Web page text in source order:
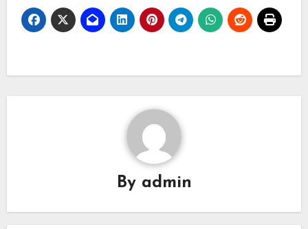
By admin